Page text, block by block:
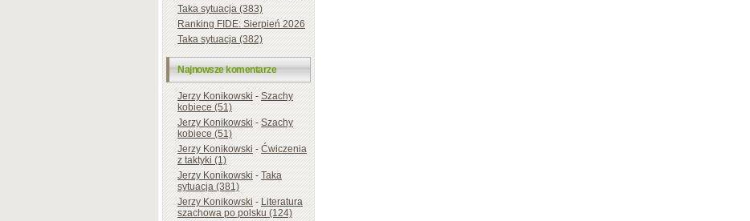
Taka sytuacja (383)
Ranking FIDE: Sierpień 2026
Taka sytuacja (382)
Najnowsze komentarze
Jerzy Konikowski-Szachy
kobiece (51)
Jerzy Konikowski-Szachy
kobiece (51)
Jerzy Konikowski-Ćwiczenia
z taktyki (1)
Jerzy Konikowski-Taka
sytuacja (381)
Jerzy Konikowski-Literatura
szachowa po polsku (124)